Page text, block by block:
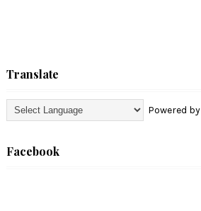
Translate
Powered by
Facebook